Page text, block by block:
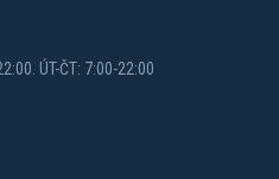
ÚT-ČT: 7:00-22:00